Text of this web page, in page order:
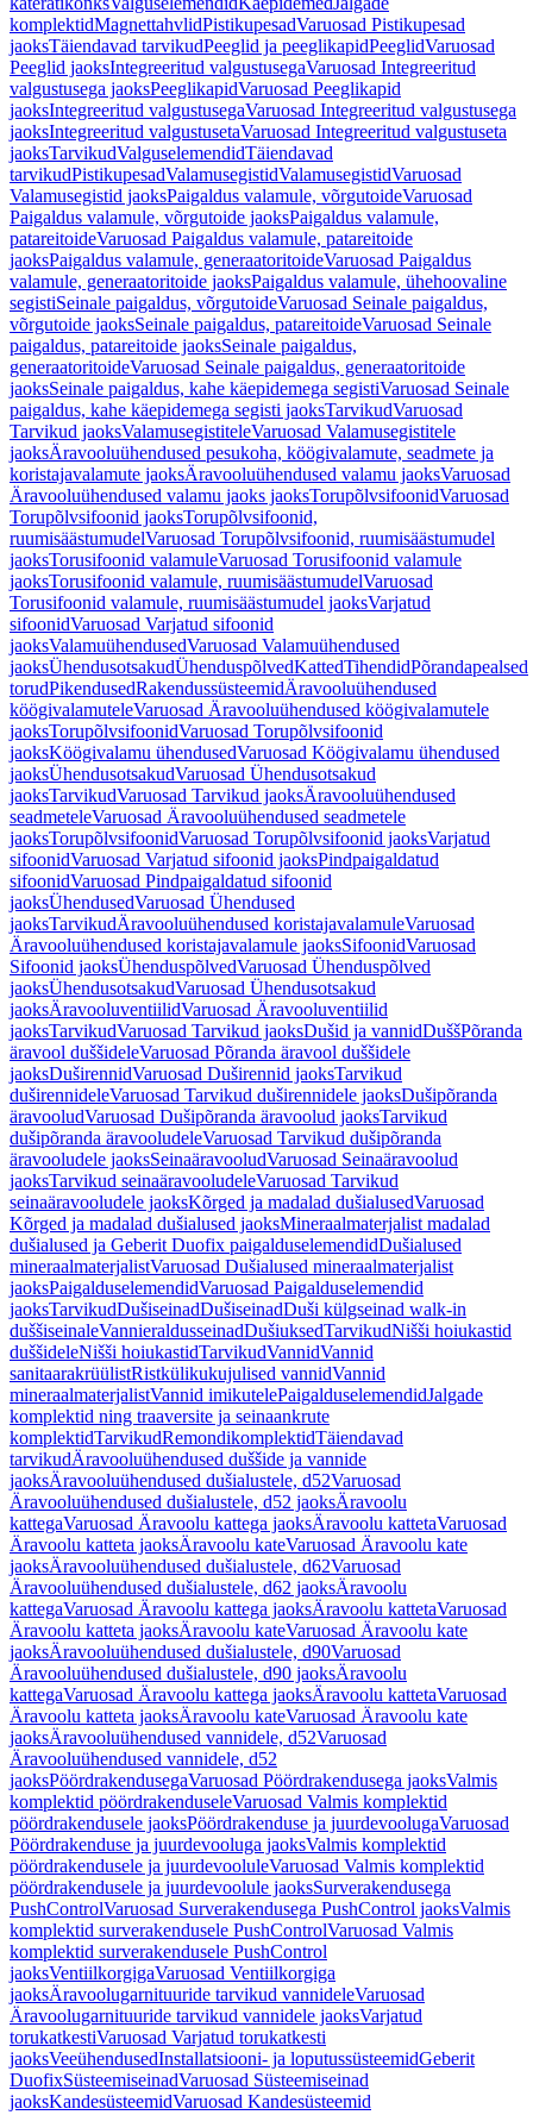
komplektidMagnettahvlidPistikupesadVaruosad Pistikupesad
jaoksTäiendavad tarvikudPeeglid ja peeglikapidPeeglidVaruosad
Peeglid jaoksIntegreeritud valgustusegaVaruosad Integreeritud
valgustusega jaoksPeeglikapidVaruosad Peeglikapid
jaoksIntegreeritud valgustusegaVaruosad Integreeritud valgustusega
jaoksIntegreeritud valgustusetaVaruosad Integreeritud valgustuseta
jaoksTarvikudValguselemendidTäiendavad
tarvikudPistikupesadValamusegistidValamusegistidVaruosad
Valamusegistid jaoksPaigaldus valamule, võrgutoideVaruosad
Paigaldus valamule, võrgutoide jaoksPaigaldus valamule,
patareitoideVaruosad Paigaldus valamule, patareitoide
jaoksPaigaldus valamule, generaatoritoideVaruosad Paigaldus
valamule, generaatoritoide jaoksPaigaldus valamule, ühehoovaline
segistiSeinale paigaldus, võrgutoideVaruosad Seinale paigaldus,
võrgutoide jaoksSeinale paigaldus, patareitoideVaruosad Seinale
paigaldus, patareitoide jaoksSeinale paigaldus,
generaatoritoideVaruosad Seinale paigaldus, generaatoritoide
jaoksSeinale paigaldus, kahe käepidemega segistiVaruosad Seinale
paigaldus, kahe käepidemega segisti jaoksTarvikudVaruosad
Tarvikud jaoksValamusegistiteleVaruosad Valamusegistitele
jaoksÄravooluühendused pesukoha, köögivalamute, seadmete ja
koristajavalamute jaoksÄravooluühendused valamu jaoksVaruosad
Äravooluühendused valamu jaoks jaoksTorupõlvsifoonidVaruosad
Torupõlvsifoonid jaoksTorupõlvsifoonid,
ruumisäästumudelVaruosad Torupõlvsifoonid, ruumisäästumudel
jaoksTorusifoonid valamuleVaruosad Torusifoonid valamule
jaoksTorusifoonid valamule, ruumisäästumudelVaruosad
Torusifoonid valamule, ruumisäästumudel jaoksVarjatud
sifoonidVaruosad Varjatud sifoonid
jaoksValamuühendusedVaruosad Valamuühendused
jaoksÜhendusotsakudÜhenduspõlvedKattedTihendidPõrandapealsed
torudPikendusedRakendussüsteemidÄravooluühendused
köögivalamuteleVaruosad Äravooluühendused köögivalamutele
jaoksTorupõlvsifoonidVaruosad Torupõlvsifoonid
jaoksKöögivalamu ühendusedVaruosad Köögivalamu ühendused
jaoksÜhendusotsakudVaruosad Ühendusotsakud
jaoksTarvikudVaruosad Tarvikud jaoksÄravooluühendused
seadmeteleVaruosad Äravooluühendused seadmetele
jaoksTorupõlvsifoonidVaruosad Torupõlvsifoonid jaoksVarjatud
sifoonidVaruosad Varjatud sifoonid jaoksPindpaigaldatud
sifoonidVaruosad Pindpaigaldatud sifoonid
jaoksÜhendusedVaruosad Ühendused
jaoksTarvikudÄravooluühendused koristajavalamuleVaruosad
Äravooluühendused koristajavalamule jaoksSifoonidVaruosad
Sifoonid jaoksÜhenduspõlvedVaruosad Ühenduspõlved
jaoksÜhendusotsakudVaruosad Ühendusotsakud
jaoksÄravooluventiilidVaruosad Äravooluventiilid
jaoksTarvikudVaruosad Tarvikud jaoksDušid ja vannidDuššPõranda
äravool duššideleVaruosad Põranda äravool duššidele
jaoksDuširennidVaruosad Duširennid jaoksTarvikud
duširennideleVaruosad Tarvikud duširennidele jaoksDušipõranda
äravooludVaruosad Dušipõranda äravoolud jaoksTarvikud
dušipõranda äravooludeleVaruosad Tarvikud dušipõranda
äravooludele jaoksSeinaäravooludVaruosad Seinaäravoolud
jaoksTarvikud seinaäravooludeleVaruosad Tarvikud
seinaäravooludele jaoksKõrged ja madalad dušialusedVaruosad
Kõrged ja madalad dušialused jaoksMineraalmaterjalist madalad
dušialused ja Geberit Duofix paigalduselemendidDušialused
mineraalmaterjalistVaruosad Dušialused mineraalmaterjalist
jaoksPaigalduselemendidVaruosad Paigalduselemendid
jaoksTarvikudDušiseinadDušiseinadDuši külgseinad walk-in
duššiseinaleVannieraldusseinadDušiuksedTarvikudNišši hoiukastid
duššideleNišši hoiukastidTarvikudVannidVannid
sanitaarakrüülistRistkülikukujulised vannidVannid
mineraalmaterjalistVannid imikutelePaigalduselemendidJalgade
komplektid ning traaversite ja seinaankrute
komplektidTarvikudRemondikomplektidTäiendavad
tarvikudÄravooluühendused duššide ja vannide
jaoksÄravooluühendused dušialustele, d52Varuosad
Äravooluühendused dušialustele, d52 jaoksÄravoolu
kattegaVaruosad Äravoolu kattega jaoksÄravoolu kattetaVaruosad
Äravoolu katteta jaoksÄravoolu kateVaruosad Äravoolu kate
jaoksÄravooluühendused dušialustele, d62Varuosad
Äravooluühendused dušialustele, d62 jaoksÄravoolu
kattegaVaruosad Äravoolu kattega jaoksÄravoolu kattetaVaruosad
Äravoolu katteta jaoksÄravoolu kateVaruosad Äravoolu kate
jaoksÄravooluühendused dušialustele, d90Varuosad
Äravooluühendused dušialustele, d90 jaoksÄravoolu
kattegaVaruosad Äravoolu kattega jaoksÄravoolu kattetaVaruosad
Äravoolu katteta jaoksÄravoolu kateVaruosad Äravoolu kate
jaoksÄravooluühendused vannidele, d52Varuosad
Äravooluühendused vannidele, d52
jaoksPöördrakendusegaVaruosad Pöördrakendusega jaoksValmis
komplektid pöördrakenduseleVaruosad Valmis komplektid
pöördrakendusele jaoksPöördrakenduse ja juurdevoolugaVaruosad
Pöördrakenduse ja juurdevooluga jaoksValmis komplektid
pöördrakendusele ja juurdevooluleVaruosad Valmis komplektid
pöördrakendusele ja juurdevoolule jaoksSurverakendusega
PushControlVaruosad Surverakendusega PushControl jaoksValmis
komplektid surverakendusele PushControlVaruosad Valmis
komplektid surverakendusele PushControl
jaoksVentiilkorgigaVaruosad Ventiilkorgiga
jaoksÄravoolugarnituuride tarvikud vannideleVaruosad
Äravoolugarnituuride tarvikud vannidele jaoksVarjatud
torukatkestiVaruosad Varjatud torukatkesti
jaoksVeeühendusedInstallatsiooni- ja loputussüsteemidGeberit
DuofixSüsteemiseinadVaruosad Süsteemiseinad
jaoksKandesüsteemidVaruosad Kandesüsteemid